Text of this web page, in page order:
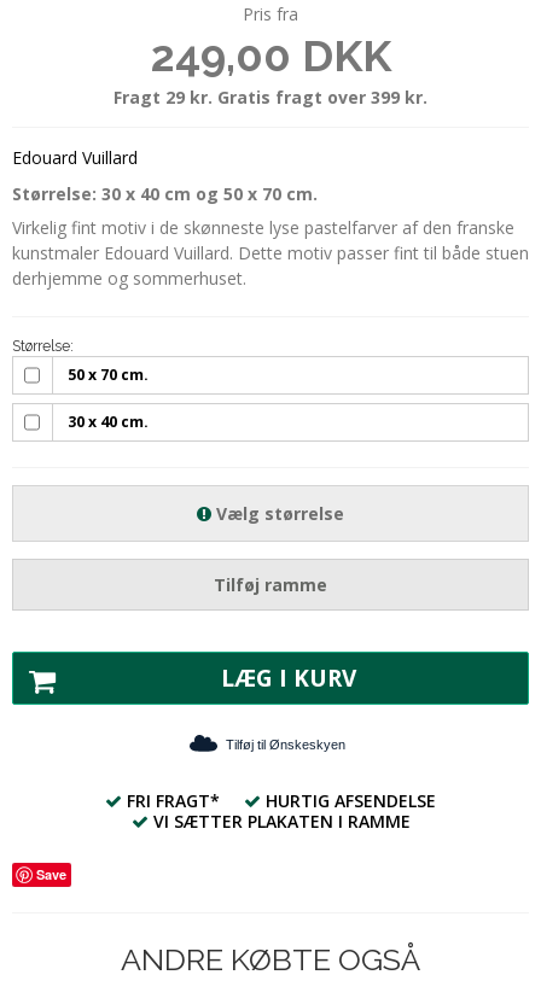
Pris fra
249,00 DKK
Fragt 29 kr. Gratis fragt over 399 kr.
Edouard Vuillard
Størrelse: 30 x 40 cm og 50 x 70 cm.
Virkelig fint motiv i de skønneste lyse pastelfarver af den franske
kunstmaler Edouard Vuillard. Dette motiv passer fint til både stuen
derhjemme og sommerhuset.
Størrelse:
50 x 70 cm.
30 x 40 cm.
Vælg størrelse
Tilføj ramme
LÆG I KURV
Tilføj til Ønskeskyen
FRI FRAGT*
HURTIG AFSENDELSE
VI SÆTTER PLAKATEN I RAMME
Save
ANDRE KØBTE OGSÅ